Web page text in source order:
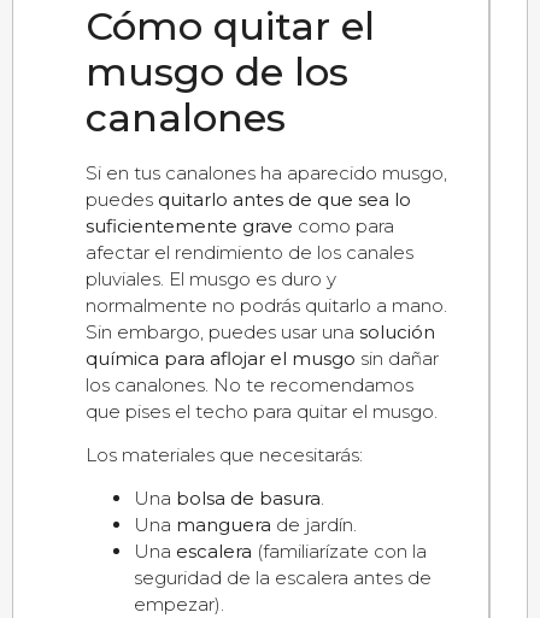
Cómo quitar el
musgo de los
canalones
Si en tus canalones ha aparecido musgo,
puedes quitarlo antes de que sea lo
suficientemente grave como para
afectar el rendimiento de los canales
pluviales. El musgo es duro y
normalmente no podrás quitarlo a mano.
Sin embargo, puedes usar una solución
química para aflojar el musgo sin dañar
los canalones. No te recomendamos
que pises el techo para quitar el musgo.
Los materiales que necesitarás:
Una bolsa de basura.
Una manguera de jardín.
Una escalera (familiarízate con la
seguridad de la escalera antes de
empezar).